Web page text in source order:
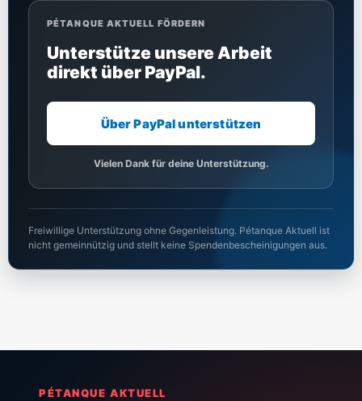
PÉTANQUE AKTUELL FÖRDERN
Unterstütze unsere Arbeit
direkt über PayPal.
Über PayPal unterstützen
Vielen Dank für deine Unterstützung.
Freiwillige Unterstützung ohne Gegenleistung. Pétanque Aktuell ist
nicht gemeinnützig und stellt keine Spendenbescheinigungen aus.
PÉTANQUE AKTUELL